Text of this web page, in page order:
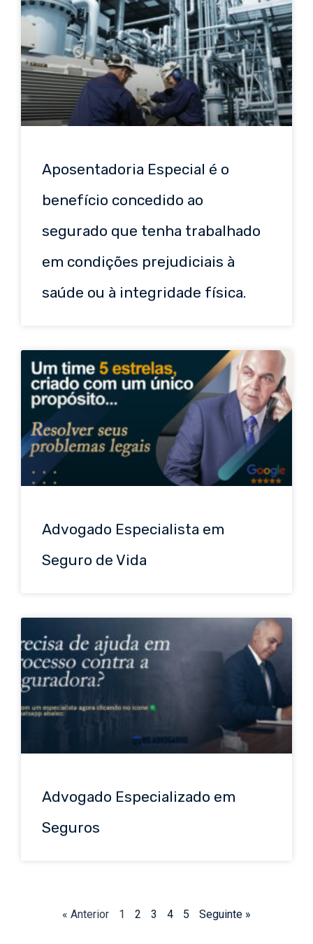
Aposentadoria Especial é o
benefício concedido ao
segurado que tenha trabalhado
em condições prejudiciais à
saúde ou à integridade física.
Advogado Especialista em
Seguro de Vida
Advogado Especializado em
Seguros
« Anterior 1 2 3 4 5 Seguinte »